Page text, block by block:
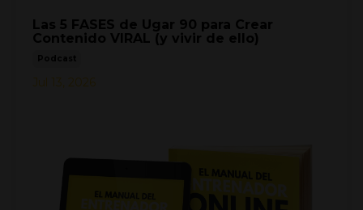
Las 5 FASES de Ugar 90 para Crear
Contenido VIRAL (y vivir de ello)
Jul 13, 2026